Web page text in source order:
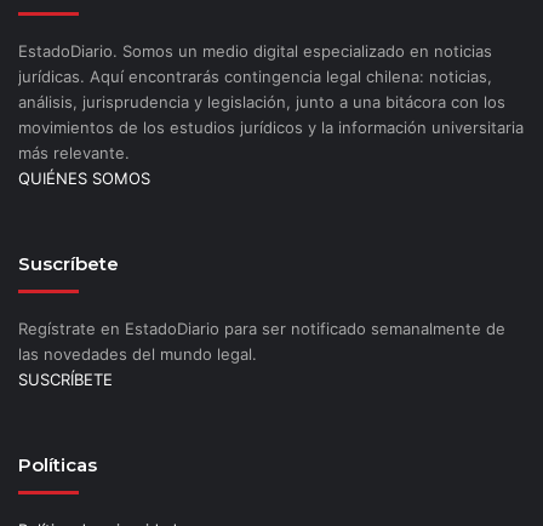
EstadoDiario. Somos un medio digital especializado en noticias
jurídicas. Aquí encontrarás contingencia legal chilena: noticias,
análisis, jurisprudencia y legislación, junto a una bitácora con los
movimientos de los estudios jurídicos y la información universitaria
más relevante.
QUIÉNES SOMOS
Suscríbete
Regístrate en EstadoDiario para ser notificado semanalmente de
las novedades del mundo legal.
SUSCRÍBETE
Políticas